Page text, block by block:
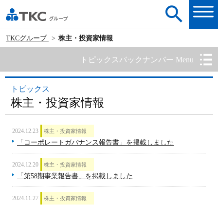
TKCグループ 株主・投資家情報
トピックスバックナンバー Menu
トピックス
株主・投資家情報
2024.12.23 株主・投資家情報
「コーポレートガバナンス報告書」を掲載しました
2024.12.20 株主・投資家情報
「第58期事業報告書」を掲載しました
2024.11.27 株主・投資家情報